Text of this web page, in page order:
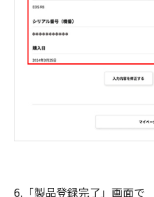
6.「製品登録完了」画面で